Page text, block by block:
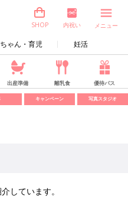
ゃん・育児 妊活
SHOP 内祝い メニュー
出産準備 離乳食 優待パス
キャンペーン 写真スタジオ
しています。